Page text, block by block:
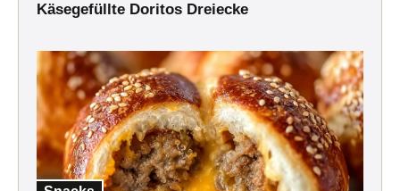
Käsegefüllte Doritos Dreiecke